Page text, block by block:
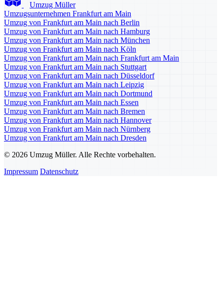
Umzug Müller
Umzugsunternehmen Frankfurt am Main
Umzug von Frankfurt am Main nach Berlin
Umzug von Frankfurt am Main nach Hamburg
Umzug von Frankfurt am Main nach München
Umzug von Frankfurt am Main nach Köln
Umzug von Frankfurt am Main nach Frankfurt am Main
Umzug von Frankfurt am Main nach Stuttgart
Umzug von Frankfurt am Main nach Düsseldorf
Umzug von Frankfurt am Main nach Leipzig
Umzug von Frankfurt am Main nach Dortmund
Umzug von Frankfurt am Main nach Essen
Umzug von Frankfurt am Main nach Bremen
Umzug von Frankfurt am Main nach Hannover
Umzug von Frankfurt am Main nach Nürnberg
Umzug von Frankfurt am Main nach Dresden
© 2026 Umzug Müller. Alle Rechte vorbehalten.
Impressum Datenschutz